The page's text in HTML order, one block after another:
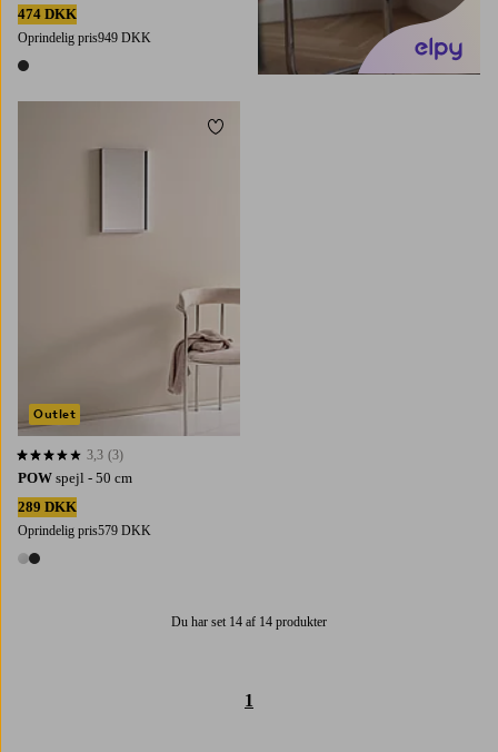
474 DKK
Oprindelig pris949 DKK
1 farve
POW spejl - 50 cm
289 DKK
Oprindelig pris579 DKK
2 farver
3,3 baseret på 3 bedømmelser
3,3 (3)
Outlet
Tilføj til favoritter
Du har set 14 af 14 produkter
1